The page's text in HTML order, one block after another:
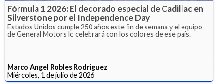
Fórmula 1 2026: El decorado especial de Cadillac en
Silverstone por el Independence Day
Estados Unidos cumple 250 años este fin de semana y el equipo
de General Motors lo celebrará con los colores de ese país.
Marco Angel Robles Rodriguez
Miércoles, 1 de julio de 2026